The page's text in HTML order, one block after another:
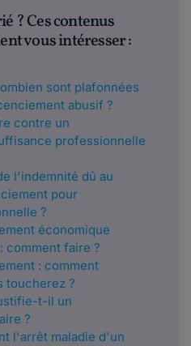
? Ces contenus
vous intéresser :
sont plafonnées
abusif ?
contre un
professionnelle
l'indemnité dû au
pour
?
économique
comment faire ?
: comment
toucherez ?
t-il un
?
l'arrêt maladie d'un